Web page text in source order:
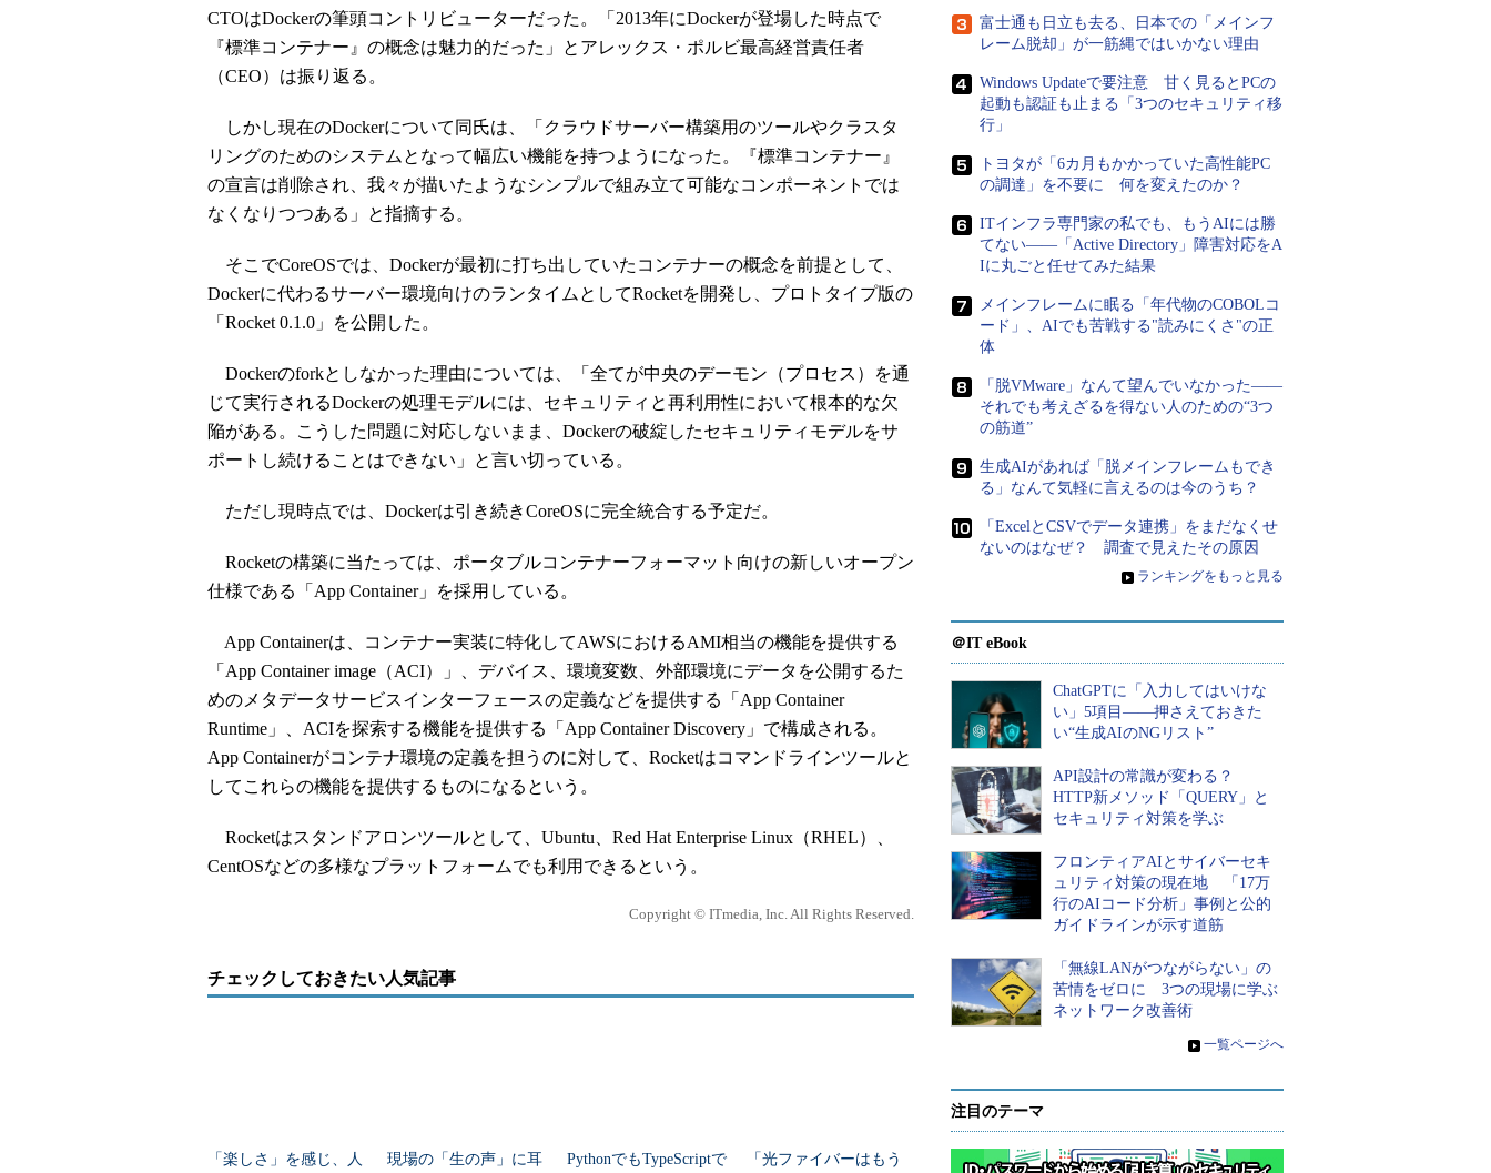
CTOはDockerの筆頭コントリビューターだった。「2013年にDockerが登場した時点で
『標準コンテナー』の概念は魅力的だった」とアレックス・ポルビ最高経営責任者
（CEO）は振り返る。
しかし現在のDockerについて同氏は、「クラウドサーバー構築用のツールやクラスタ
リングのためのシステムとなって幅広い機能を持つようになった。『標準コンテナー』
の宣言は削除され、我々が描いたようなシンプルで組み立て可能なコンポーネントでは
なくなりつつある」と指摘する。
そこでCoreOSでは、Dockerが最初に打ち出していたコンテナーの概念を前提として、
Dockerに代わるサーバー環境向けのランタイムとしてRocketを開発し、プロトタイプ版の
「Rocket 0.1.0」を公開した。
Dockerのforkとしなかった理由については、「全てが中央のデーモン（プロセス）を通
じて実行されるDockerの処理モデルには、セキュリティと再利用性において根本的な欠
陥がある。こうした問題に対応しないまま、Dockerの破綻したセキュリティモデルをサ
ポートし続けることはできない」と言い切っている。
ただし現時点では、Dockerは引き続きCoreOSに完全統合する予定だ。
Rocketの構築に当たっては、ポータブルコンテナーフォーマット向けの新しいオープン
仕様である「App Container」を採用している。
App Containerは、コンテナー実装に特化してAWSにおけるAMI相当の機能を提供する
「App Container image（ACI）」、デバイス、環境変数、外部環境にデータを公開するた
めのメタデータサービスインターフェースの定義などを提供する「App Container
Runtime」、ACIを探索する機能を提供する「App Container Discovery」で構成される。
App Containerがコンテナ環境の定義を担うのに対して、Rocketはコマンドラインツールと
してこれらの機能を提供するものになるという。
Rocketはスタンドアロンツールとして、Ubuntu、Red Hat Enterprise Linux（RHEL）、
CentOSなどの多様なプラットフォームでも利用できるという。
Copyright © ITmedia, Inc. All Rights Reserved.
チェックしておきたい人気記事
「楽しさ」を感じ、人
現場の「生の声」に耳
PythonでもTypeScriptで
「光ファイバーはもう
富士通も日立も去る、日本での「メインフ
レーム脱却」が一筋縄ではいかない理由
Windows Updateで要注意 甘く見るとPCの
起動も認証も止まる「3つのセキュリティ移
行」
トヨタが「6カ月もかかっていた高性能PC
の調達」を不要に 何を変えたのか？
ITインフラ専門家の私でも、もうAIには勝
てない――「Active Directory」障害対応をA
Iに丸ごと任せてみた結果
メインフレームに眠る「年代物のCOBOLコ
ード」、AIでも苦戦する"読みにくさ"の正
体
「脱VMware」なんて望んでいなかった――
それでも考えざるを得ない人のための“3つ
の筋道”
生成AIがあれば「脱メインフレームもでき
る」なんて気軽に言えるのは今のうち？
「ExcelとCSVでデータ連携」をまだなくせ
ないのはなぜ？ 調査で見えたその原因
» ランキングをもっと見る
＠IT eBook
ChatGPTに「入力してはいけな
い」5項目――押さえておきた
い“生成AIのNGリスト”
API設計の常識が変わる？
HTTP新メソッド「QUERY」と
セキュリティ対策を学ぶ
フロンティアAIとサイバーセキ
ュリティ対策の現在地 「17万
行のAIコード分析」事例と公的
ガイドラインが示す道筋
「無線LANがつながらない」の
苦情をゼロに 3つの現場に学ぶ
ネットワーク改善術
» 一覧ページへ
注目のテーマ